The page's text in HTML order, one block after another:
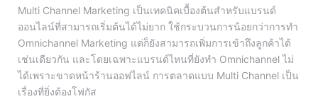
Multi Channel Marketing เป็นเทคนิคเบื้องต้นสำหรับแบรนด์
ออนไลน์ที่สามารถเริ่มต้นได้ไม่ยาก ใช้กระบวนการน้อยกว่าการทำ
Omnichannel Marketing แต่ก็ยังสามารถเพิ่มการเข้าถึงลูกค้าได้
เช่นเดียวกัน และโดยเฉพาะแบรนด์ไหนที่ยังทำ Omnichannel ไม่
ได้เพราะขาดหน้าร้านออฟไลน์ การตลาดแบบ Multi Channel เป็น
เรื่องที่ยิ่งต้องโฟกัส